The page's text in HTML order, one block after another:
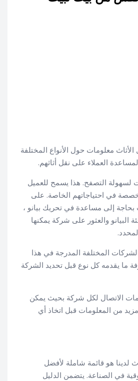
معلومات حول الأنواع المختلفة
العملاء على نقل أثاثهم.
لسهولة التصفح. هذا يسمح للعميل
في احتياجاتهم الخاصة. على
بحاجة إلى مساعدة في تحريك بيانو ،
البيانو والعثور على شركة يمكنها
المختلفة المدرجة في هذا
ما يقدمه كل نوع قبل تحديد الشركة
الاتصال لكل شركة بحيث يمكن
من المعلومات قبل اتخاذ أي
لدينا هو قائمة شاملة لأفضل
في الصناعة. يتضمن الدليل